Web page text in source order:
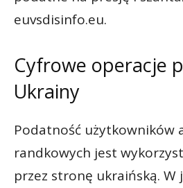
euvsdisinfo.eu.
Cyfrowe operacje
Ukrainy
Podatność użytkowników
randkowych jest
przez stronę ukraińską. W